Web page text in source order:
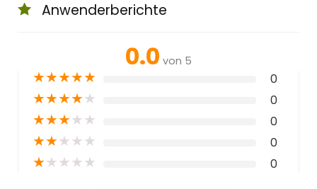
Anwenderberichte
0.0 von 5
★★★★★ 0
★★★★★ 0
★★★★★ 0
★★★★★ 0
★★★★★ 0